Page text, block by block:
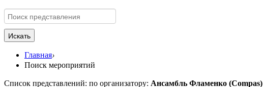
Искать
Главная›
Поиск мероприятий
Список представлений: по организатору: Ансамбль Фламенко (Compas)